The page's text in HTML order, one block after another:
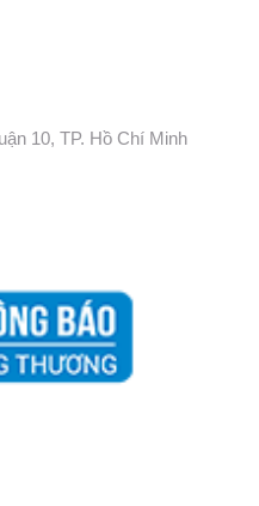
10, TP. Hồ Chí Minh